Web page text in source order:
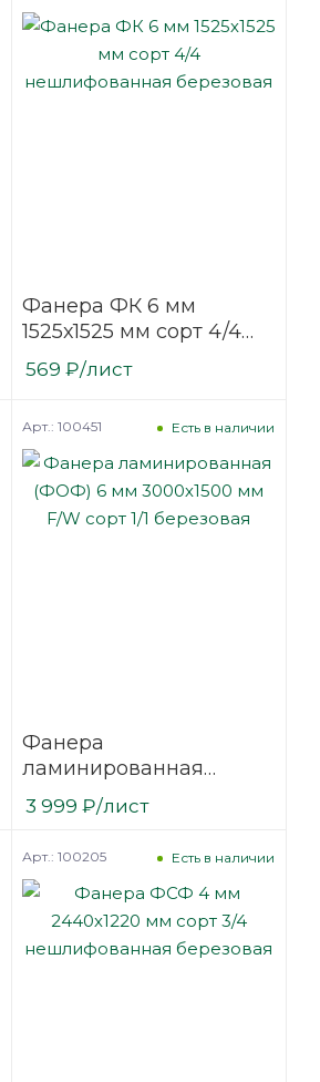
Фанера ФК 6 мм
1525х1525 мм сорт 4/4
нешлифованная
березовая
569 ₽/лист
Фанера
ламинированная
(ФОФ) 6 мм 3000х1500
мм F/W сорт 1/1
Есть в наличии
Арт.: 100451
3 999 ₽/лист
Есть в наличии
Арт.: 100205